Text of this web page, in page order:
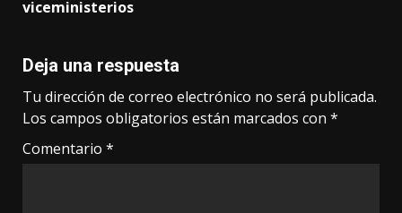
viceministerios
Deja una respuesta
Tu dirección de correo electrónico no será publicada.
Los campos obligatorios están marcados con *
Comentario *